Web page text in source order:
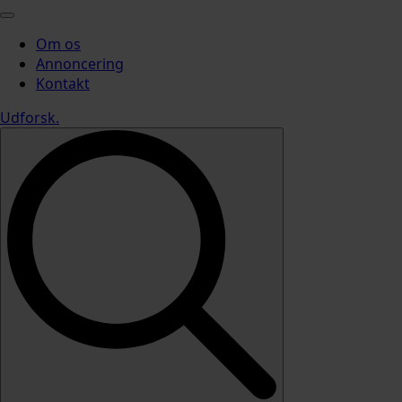
Om os
Annoncering
Kontakt
Udforsk.